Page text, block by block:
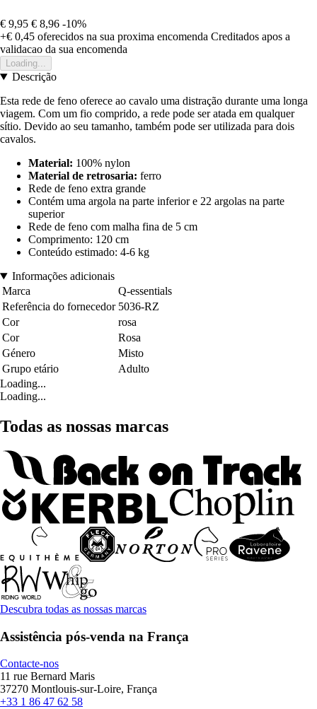
€ 9,95 € 8,96 -10%
+€ 0,45 oferecidos na sua proxima encomenda Creditados apos a
validacao da sua encomenda
Loading...
Descrição
Esta rede de feno oferece ao cavalo uma distração durante uma longa
viagem. Com um fio comprido, a rede pode ser atada em qualquer
sítio. Devido ao seu tamanho, também pode ser utilizada para dois
cavalos.
Material: 100% nylon
Material de retrosaria: ferro
Rede de feno extra grande
Contém uma argola na parte inferior e 22 argolas na parte
superior
Rede de feno com malha fina de 5 cm
Comprimento: 120 cm
Conteúdo estimado: 4-6 kg
Informações adicionais
Marca
Q-essentials
Referência do fornecedor 5036-RZ
Cor
rosa
Cor
Rosa
Género
Misto
Grupo etário
Adulto
Loading...
Loading...
Todas as nossas marcas
Descubra todas as nossas marcas
Assistência pós-venda na França
Contacte-nos
11 rue Bernard Maris
37270 Montlouis-sur-Loire, França
+33 1 86 47 62 58